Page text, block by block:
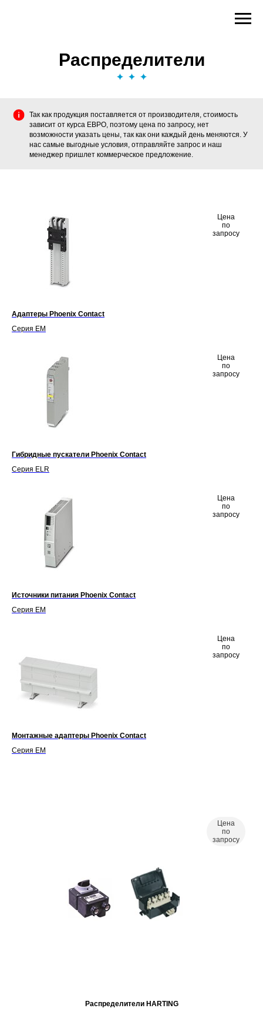
Распределители
Так как продукция поставляется от производителя, стоимость
зависит от курса ЕВРО, поэтому цена по запросу, нет
возможности указать цены, так как они каждый день меняются. У
нас самые выгодные условия, отправляйте запрос и наш
менеджер пришлет коммерческое предложение.
Цена
по
запросу
Адаптеры Phoenix Contact
Серия EM
Цена
по
запросу
Гибридные пускатели Phoenix Contact
Серия ELR
Цена
по
запросу
Источники питания Phoenix Contact
Серия EM
Цена
по
запросу
Монтажные адаптеры Phoenix Contact
Серия EM
Цена
по
запросу
Распределители HARTING